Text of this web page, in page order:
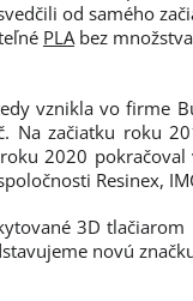
od samého
PLA bez
vznikla vo firme
Na začiatku roku
2020
Resinex,
3D
novú